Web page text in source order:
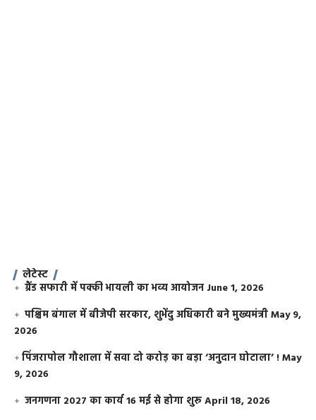
लेटेस्ट
ग्रैंड सफारी में पक्की भायली का भव्य आयोजन June 1, 2026
पश्चिम बंगाल में बीजेपी सरकार, शुभेंदु अधिकारी बने मुख्यमंत्रीMay 9,
2026
​पिंजरापोल गौशाला में सवा दो करोड़ का बड़ा ‘अनुदान घोटाला’ !May
9, 2026
जनगणना 2027 का कार्य 16 मई से होगा शुरूApril 18, 2026